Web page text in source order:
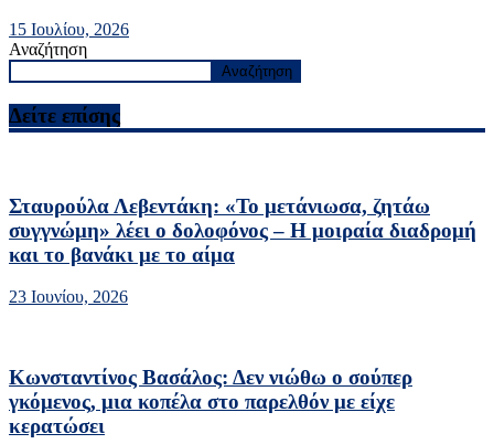
15 Ιουλίου, 2026
Αναζήτηση
Αναζήτηση
Δείτε επίσης
Σταυρούλα Λεβεντάκη: «Το μετάνιωσα, ζητάω
συγγνώμη» λέει ο δολοφόνος – Η μοιραία διαδρομή
και το βανάκι με το αίμα
23 Ιουνίου, 2026
Κωνσταντίνος Βασάλος: Δεν νιώθω ο σούπερ
γκόμενος, μια κοπέλα στο παρελθόν με είχε
κερατώσει